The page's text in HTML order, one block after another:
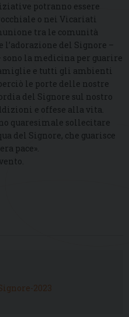
potranno essere
o nei Vicariati
tra le comunità
del Signore –
sono la medicina per guarire
e tutti gli ambienti
le porte delle nostre
del Signore sul nostro
e offese alla vita.
quaresimale sollecitare
del Signore, che guarisce
pace».
2023